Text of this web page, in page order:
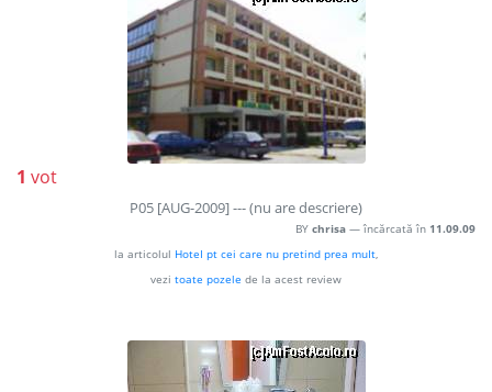
1 vot
P05 [AUG-2009] --- (nu are descriere)
BY chrisa — încărcată în 11.09.09
la articolul HoteI pt cei care nu pretind prea muIt,
vezi toate pozele de la acest review